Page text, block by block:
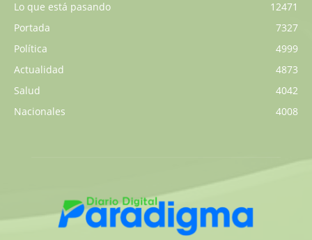
Lo que está pasando
12471
Portada
7327
Política
4999
Actualidad
4873
Salud
4042
Nacionales
4008